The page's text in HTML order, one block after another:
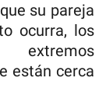
su pareja
ocurra, los
están cerca